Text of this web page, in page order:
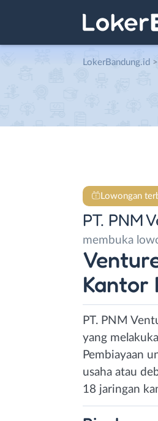
LokerBandung.id >
Lowongan
PT. PNM
membuka
Kantor
PT. PNM
yang
Pembiayaan
usaha atau
18 jaringan